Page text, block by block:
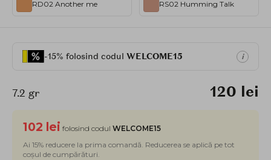
RD02 Another me RS02 Humming Talk
-15% folosind codul WELCOME15 i
7.2 gr 120 lei
102 lei folosind codul WELCOME15
Ai 15% reducere la prima comandă. Reducerea se aplică pe tot
coșul de cumpărături.